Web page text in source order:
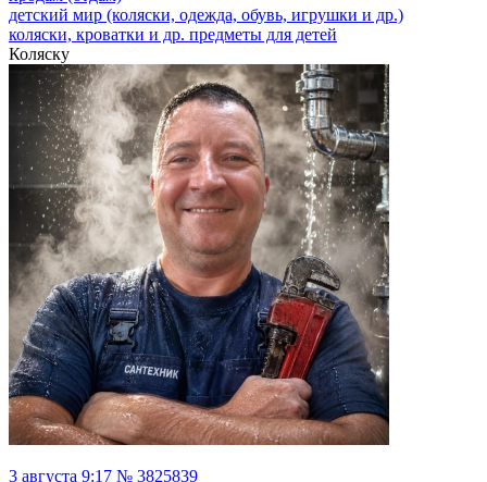
детский мир (коляски, одежда, обувь, игрушки и др.)
коляски, кроватки и др. предметы для детей
Коляску
3 августа 9:17 № 3825839